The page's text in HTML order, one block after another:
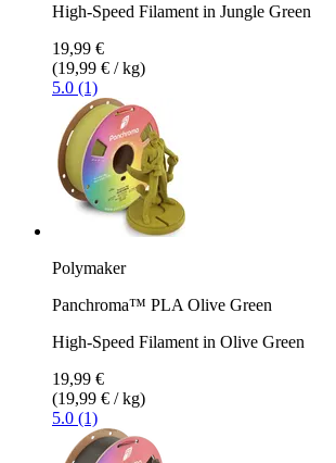
High-Speed Filament in Jungle Green
19,99 €
(19,99 € / kg)
5.0 (1)
Polymaker
Panchroma™ PLA Olive Green
High-Speed Filament in Olive Green
19,99 €
(19,99 € / kg)
5.0 (1)